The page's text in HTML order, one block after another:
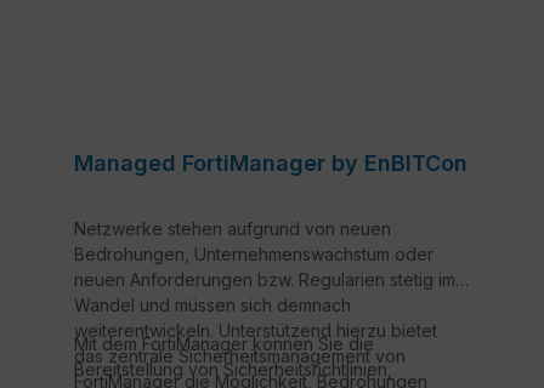
Managed FortiManager by EnBITCon
Netzwerke stehen aufgrund von neuen
Bedrohungen, Unternehmenswachstum oder
neuen Anforderungen bzw. Regularien stetig im
Wandel und müssen sich demnach
weiterentwickeln. Unterstützend hierzu bietet
das zentrale Sicherheitsmanagement von
FortiManager die Möglichkeit, Bedrohungen
Mit dem FortiManager können Sie die
Bereitstellung von Sicherheitsrichtlinien,